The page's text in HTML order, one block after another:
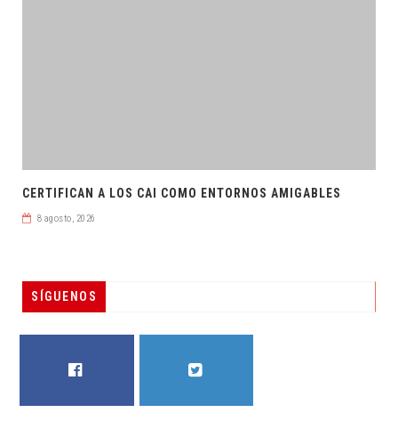
CERTIFICAN A LOS CAI COMO ENTORNOS AMIGABLES
8 agosto, 2026
SÍGUENOS